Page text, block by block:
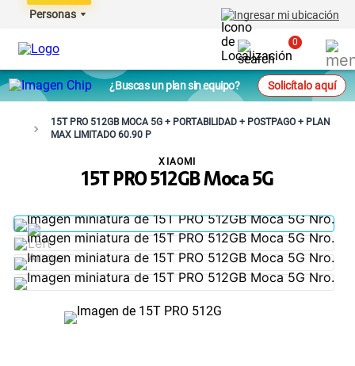
Personas Ingresar mi ubicación
0
¿Buscas un plan sin equipo? Solicítalo aquí
15T PRO 512GB MOCA 5G + PORTABILIDAD + POSTPAGO + PLAN
MAX LIMITADO 60.90 P
15T PRO 512GB Moca 5G
XIAOMI